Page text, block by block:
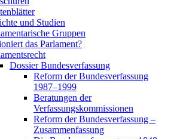
und Studien
Gruppen
das Parlament?
Dossier Bundesverfassung
Reform der Bundesverfassung
1987–1999
Beratungen der
Verfassungskommissionen
Reform der Bundesverfassung –
Zusammenfassung